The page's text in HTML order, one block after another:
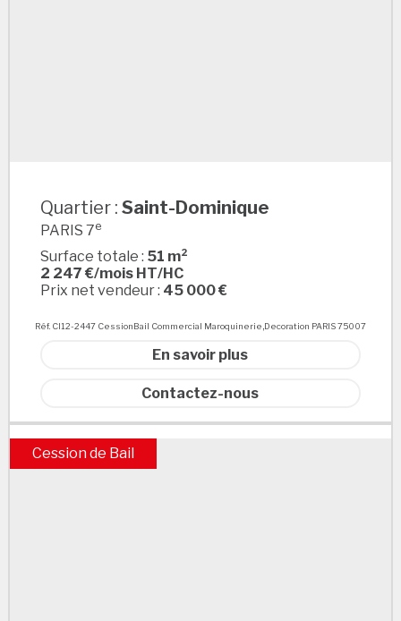
Saint-Dominique
Quartier :Saint-Dominique
PARIS 7e
Surface totale : 51 m²
2 247 €/mois HT/HC
Prix net vendeur : 45 000 €
Réf. CI12-2447 CessionBail Commercial Maroquinerie,Decoration PARIS 75007
En savoir plus
Contactez-nous
Cession de Bail